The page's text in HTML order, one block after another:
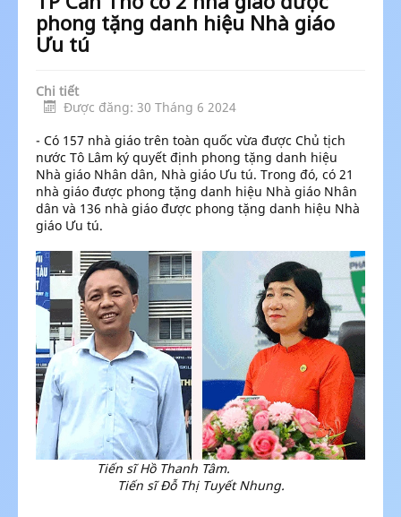
phong tặng danh hiệu Nhà giáo
Ưu tú
Chi tiết
Được đăng: 30 Tháng 6 2024
- Có 157 nhà giáo trên toàn quốc vừa được Chủ tịch
nước Tô Lâm ký quyết định phong tặng danh hiệu
Nhà giáo Nhân dân, Nhà giáo Ưu tú. Trong đó, có 21
nhà giáo được phong tặng danh hiệu Nhà giáo Nhân
dân và 136 nhà giáo được phong tặng danh hiệu Nhà
giáo Ưu tú.
Tiến sĩ Hồ Thanh Tâm.
Tiến sĩ Ðỗ Thị Tuyết Nhung.